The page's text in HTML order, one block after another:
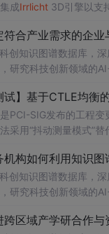
成Irrlicht3D引擎以支
符合产业需求的企
创知识图谱数据库，
研究科技创新领域的
试】基于CTLE均
PCI-SIG发布的工程
采用“抖动测量模式”
带来的测量不准确性。对于
尤其是涉及PC
机构如何利用知识
创知识图谱数据库，
研究科技创新领域的
跨区域产学研合作